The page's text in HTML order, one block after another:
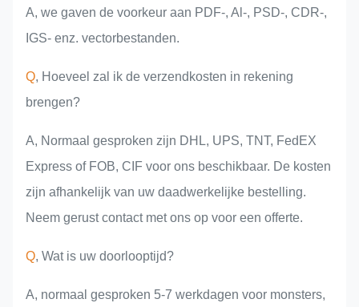
A, we gaven de voorkeur aan PDF-, Al-, PSD-, CDR-,
IGS- enz. vectorbestanden.
Q, Hoeveel zal ik de verzendkosten in rekening
brengen?
A, Normaal gesproken zijn DHL, UPS, TNT, FedEX
Express of FOB, CIF voor ons beschikbaar. De kosten
zijn afhankelijk van uw daadwerkelijke bestelling.
Neem gerust contact met ons op voor een offerte.
Q, Wat is uw doorlooptijd?
A, normaal gesproken 5-7 werkdagen voor monsters,